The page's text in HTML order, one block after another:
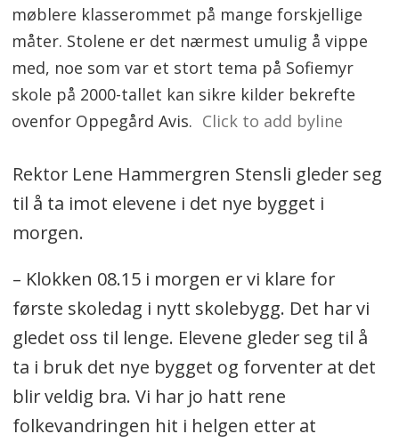
møblere klasserommet på mange forskjellige
måter. Stolene er det nærmest umulig å vippe
med, noe som var et stort tema på Sofiemyr
skole på 2000-tallet kan sikre kilder bekrefte
ovenfor Oppegård Avis. Click to add byline
Rektor Lene Hammergren Stensli gleder seg
til å ta imot elevene i det nye bygget i
morgen.
– Klokken 08.15 i morgen er vi klare for
første skoledag i nytt skolebygg. Det har vi
gledet oss til lenge. Elevene gleder seg til å
ta i bruk det nye bygget og forventer at det
blir veldig bra. Vi har jo hatt rene
folkevandringen hit i helgen etter at